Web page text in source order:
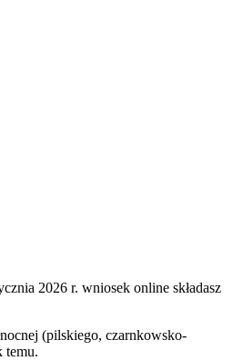
2026 r. wniosek online składasz
(pilskiego, czarnkowsko-
temu.